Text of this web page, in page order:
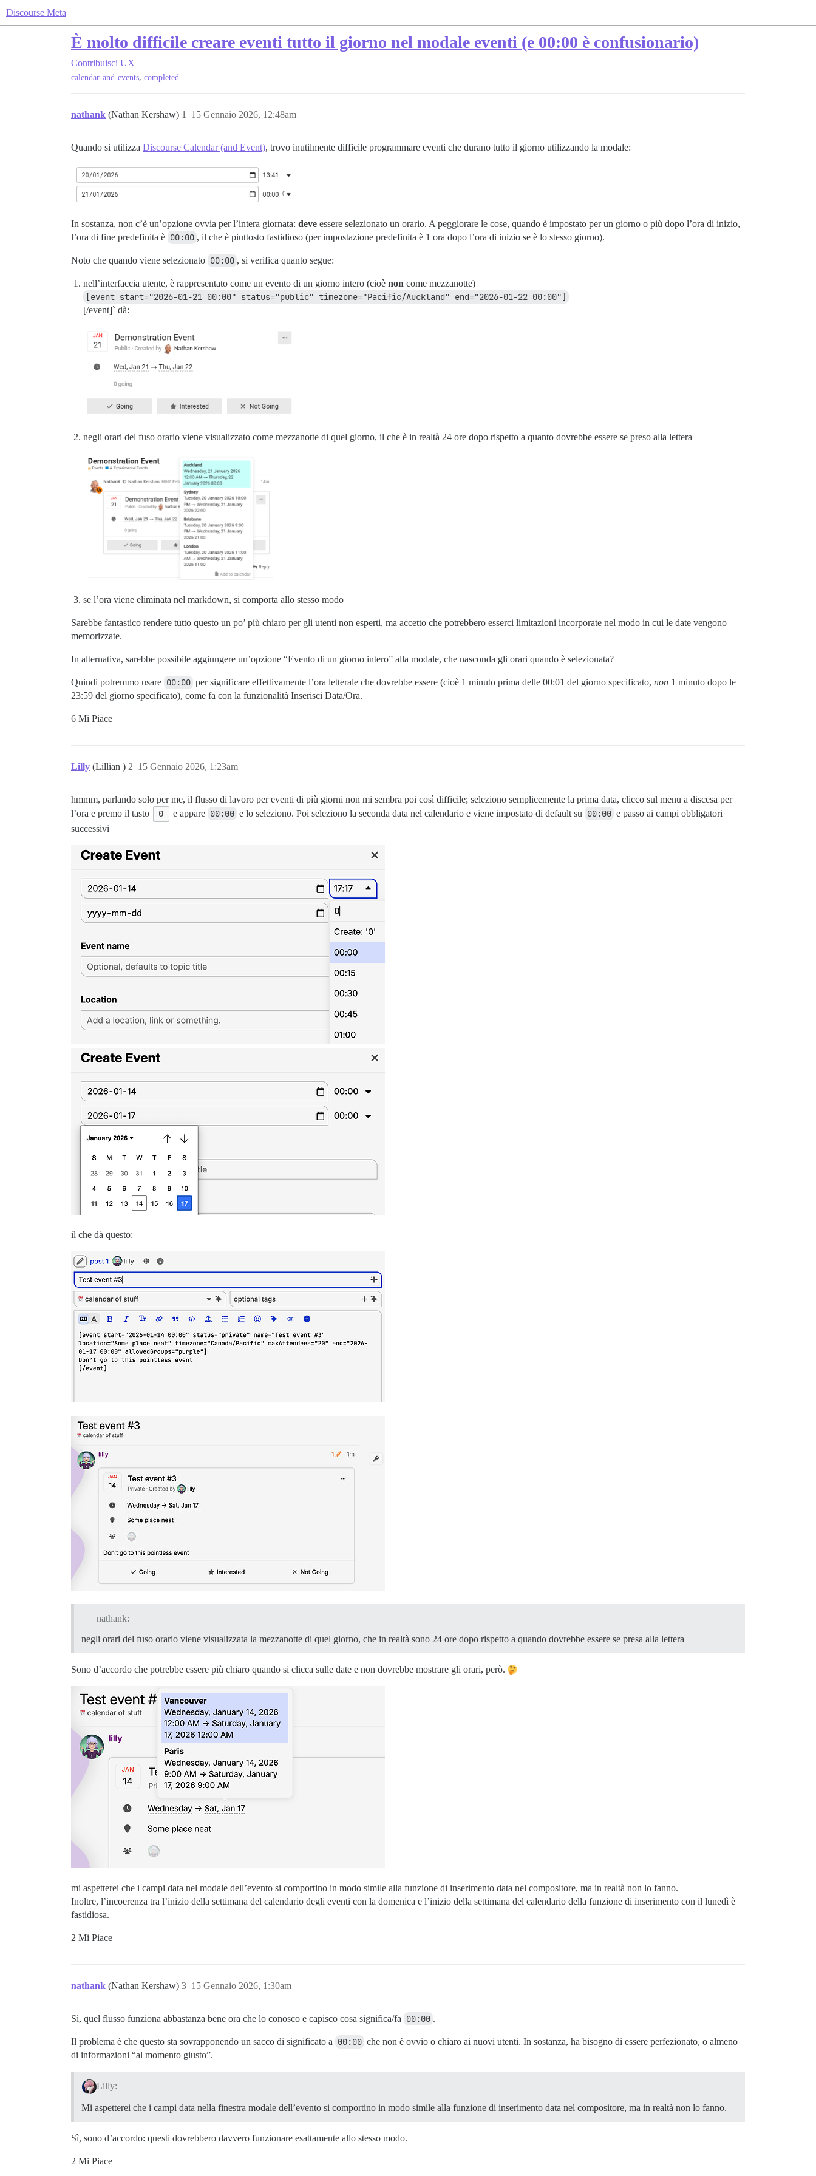
Discourse Meta
È molto difficile creare eventi tutto il giorno nel modale eventi (e 00:00 è confusionario)
Contribuisci UX
calendar-and-events, completed
nathank (Nathan Kershaw) 15 Gennaio 2026, 12:48am
1
Quando si utilizza Discourse Calendar (and Event), trovo inutilmente difficile programmare eventi che durano tutto il giorno utilizzando la modale:
In sostanza, non c’è un’opzione ovvia per l’intera giornata: deve essere selezionato un orario. A peggiorare le cose, quando è impostato per un giorno o più dopo l’ora di inizio,
l’ora di fine predefinita è 00:00 , il che è piuttosto fastidioso (per impostazione predefinita è 1 ora dopo l’ora di inizio se è lo stesso giorno).
Noto che quando viene selezionato 00:00 , si verifica quanto segue:
nell’interfaccia utente, è rappresentato come un evento di un giorno intero (cioè non come mezzanotte)
[event start="2026-01-21 00:00" status="public" timezone="Pacific/Auckland" end="2026-01-22 00:00"]
[/event]` dà:
negli orari del fuso orario viene visualizzato come mezzanotte di quel giorno, il che è in realtà 24 ore dopo rispetto a quanto dovrebbe essere se preso alla lettera
se l’ora viene eliminata nel markdown, si comporta allo stesso modo
Sarebbe fantastico rendere tutto questo un po’ più chiaro per gli utenti non esperti, ma accetto che potrebbero esserci limitazioni incorporate nel modo in cui le date vengono
memorizzate.
In alternativa, sarebbe possibile aggiungere un’opzione “Evento di un giorno intero” alla modale, che nasconda gli orari quando è selezionata?
Quindi potremmo usare 00:00 per significare effettivamente l’ora letterale che dovrebbe essere (cioè 1 minuto prima delle 00:01 del giorno specificato, non 1 minuto dopo le
23:59 del giorno specificato), come fa con la funzionalità Inserisci Data/Ora.
6 Mi Piace
Lilly (Lillian ) 15 Gennaio 2026, 1:23am
2
hmmm, parlando solo per me, il flusso di lavoro per eventi di più giorni non mi sembra poi così difficile; seleziono semplicemente la prima data, clicco sul menu a discesa per
l’ora e premo il tasto
0 e appare 00:00 e lo seleziono. Poi seleziono la seconda data nel calendario e viene impostato di default su 00:00 e passo ai campi obbligatori
successivi
il che dà questo:
nathank:
negli orari del fuso orario viene visualizzata la mezzanotte di quel giorno, che in realtà sono 24 ore dopo rispetto a quando dovrebbe essere se presa alla lettera
Sono d’accordo che potrebbe essere più chiaro quando si clicca sulle date e non dovrebbe mostrare gli orari, però.
mi aspetterei che i campi data nel modale dell’evento si comportino in modo simile alla funzione di inserimento data nel compositore, ma in realtà non lo fanno.
Inoltre, l’incoerenza tra l’inizio della settimana del calendario degli eventi con la domenica e l’inizio della settimana del calendario della funzione di inserimento con il lunedì è
fastidiosa.
2 Mi Piace
nathank (Nathan Kershaw) 15 Gennaio 2026, 1:30am
3
Sì, quel flusso funziona abbastanza bene ora che lo conosco e capisco cosa significa/fa 00:00 .
Il problema è che questo sta sovrapponendo un sacco di significato a 00:00 che non è ovvio o chiaro ai nuovi utenti. In sostanza, ha bisogno di essere perfezionato, o almeno
di informazioni “al momento giusto”.
Lilly:
Mi aspetterei che i campi data nella finestra modale dell’evento si comportino in modo simile alla funzione di inserimento data nel compositore, ma in realtà non lo fanno.
Sì, sono d’accordo: questi dovrebbero davvero funzionare esattamente allo stesso modo.
2 Mi Piace